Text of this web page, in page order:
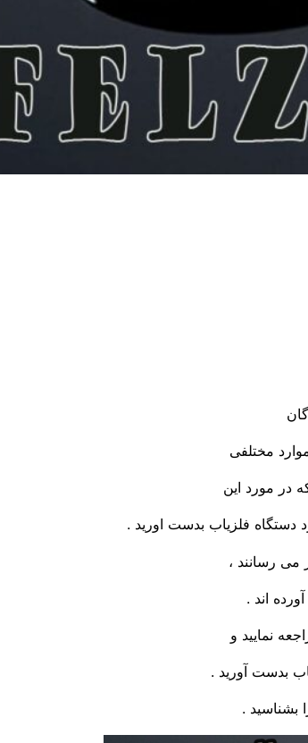
مختلفی
در مورد این
دستگاه فلزیاب بدست اورید .
می رسانند ،
اند .
نمایید و
بدست آورید .
بشناسید .